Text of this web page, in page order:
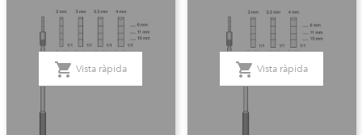
shopping_cart Vista ràpida shopping_cart Vista ràpida